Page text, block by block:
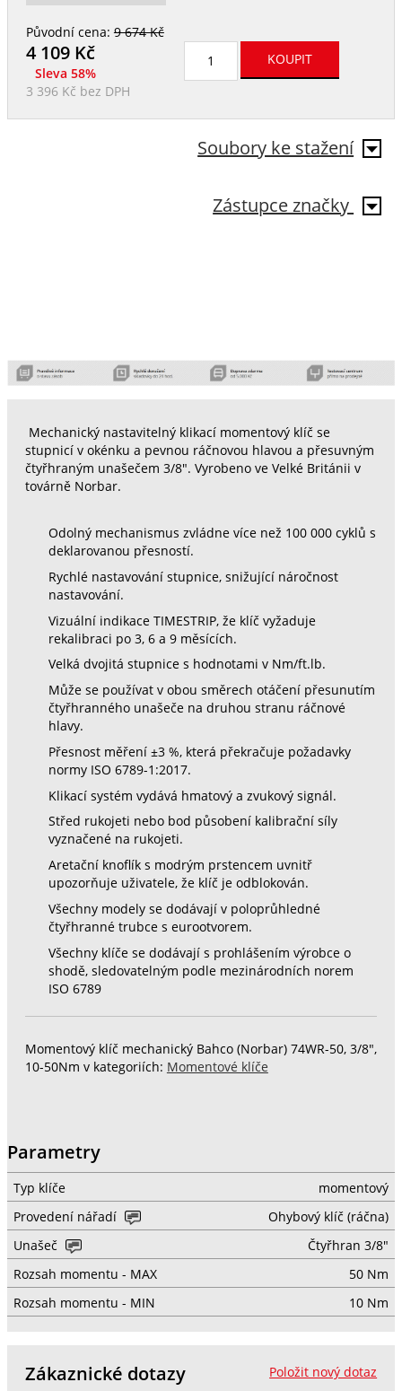
Původní cena:9 674 Kč
4 109Kč
Sleva 58%
3 396 Kč bez DPH
Soubory ke stažení
Zástupce značky
Mechanický nastavitelný klikací momentový klíč se
stupnicí v okénku a pevnou ráčnovou hlavou a přesuvným
čtyřhraným unašečem 3/8". Vyrobeno ve Velké Británii v
továrně Norbar.
Odolný mechanismus zvládne více než 100 000 cyklů s
deklarovanou přesností.
Rychlé nastavování stupnice, snižující náročnost
nastavování.
Vizuální indikace TIMESTRIP, že klíč vyžaduje
rekalibraci po 3, 6 a 9 měsících.
Velká dvojitá stupnice s hodnotami v Nm/ft.lb.
Může se používat v obou směrech otáčení přesunutím
čtyřhranného unašeče na druhou stranu ráčnové
hlavy.
Přesnost měření ±3 %, která překračuje požadavky
normy ISO 6789-1:2017.
Klikací systém vydává hmatový a zvukový signál.
Střed rukojeti nebo bod působení kalibrační síly
vyznačené na rukojeti.
Aretační knoflík s modrým prstencem uvnitř
upozorňuje uživatele, že klíč je odblokován.
Všechny modely se dodávají v poloprůhledné
čtyřhranné trubce s eurootvorem.
Všechny klíče se dodávají s prohlášením výrobce o
shodě, sledovatelným podle mezinárodních norem
ISO 6789
Momentový klíč mechanický Bahco (Norbar) 74WR-50, 3/8",
10-50Nm v kategoriích: Momentové klíče
Parametry
Typ klíče
momentový
Provedení nářadí
Ohybový klíč (ráčna)
Unašeč
Čtyřhran 3/8"
Rozsah momentu - MAX
50 Nm
Rozsah momentu - MIN
10 Nm
Položit nový dotaz
Zákaznické dotazy